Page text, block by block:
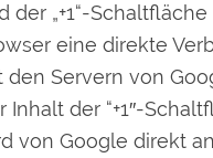
der „+1“-
eine direkte
den Servern von
Inhalt der “+1″-
von Google direkt